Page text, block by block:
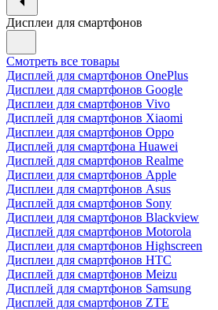
Дисплеи для смартфонов
Смотреть все товары
Дисплей для смартфонов OnePlus
Дисплеи для смартфонов Google
Дисплеи для смартфонов Vivo
Дисплей для смартфонов Xiaomi
Дисплеи для смартфонов Oppo
Дисплей для смартфона Huawei
Дисплей для смартфонов Realme
Дисплеи для смартфонов Apple
Дисплеи для смартфонов Asus
Дисплей для смартфонов Sony
Дисплеи для смартфонов Blackview
Дисплей для смартфонов Motorola
Дисплеи для смартфонов Highscreen
Дисплеи для смартфонов HTC
Дисплей для смартфонов Meizu
Дисплей для смартфонов Samsung
Дисплей для смартфонов ZTE